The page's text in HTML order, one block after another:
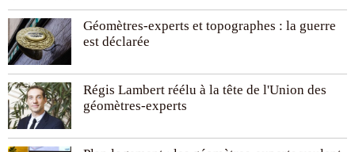
Géomètres-experts et topographes : la guerre
est déclarée
Régis Lambert réélu à la tête de l'Union des
géomètres-experts